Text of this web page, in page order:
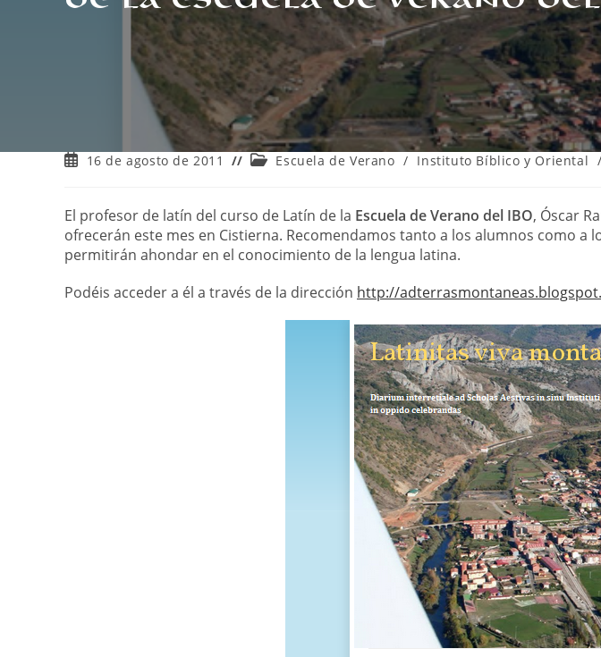
Publicación
entrada:
16 de agosto de 2011
Categoría
entrada:
Escuela de Verano / Instituto Bíblico y Oriental /
El profesor de latín del curso de Latín de la Escuela de Verano del IBO, Óscar
ofrecerán este mes en Cistierna. Recomendamos tanto a los alumnos como
permitirán ahondar en el conocimiento de la lengua latina.
Podéis acceder a él a través de la dirección http://